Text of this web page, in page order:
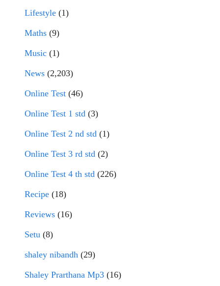
Lifestyle (1)
Maths (9)
Music (1)
News (2,203)
Online Test (46)
Online Test 1 std (3)
Online Test 2 nd std (1)
Online Test 3 rd std (2)
Online Test 4 th std (226)
Recipe (18)
Reviews (16)
Setu (8)
shaley nibandh (29)
Shaley Prarthana Mp3 (16)